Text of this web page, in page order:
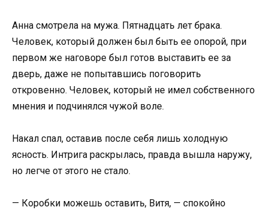
Анна смотрела на мужа. Пятнадцать лет брака.
Человек, который должен был быть ее опорой, при
первом же наговоре был готов выставить ее за
дверь, даже не попытавшись поговорить
откровенно. Человек, который не имел собственного
мнения и подчинялся чужой воле.
Накал спал, оставив после себя лишь холодную
ясность. Интрига раскрылась, правда вышла наружу,
но легче от этого не стало.
— Коробки можешь оставить, Витя, — спокойно